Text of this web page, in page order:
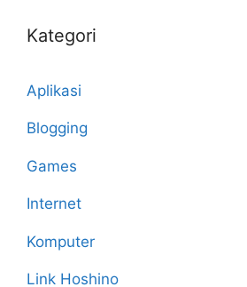
Kategori
Aplikasi
Blogging
Games
Internet
Komputer
Link Hoshino